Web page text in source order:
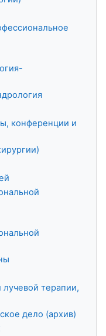
конференции и
лучевой терапии,
дело (архив)